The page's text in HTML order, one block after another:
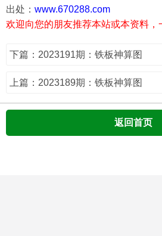
出处： www.670288.com
欢迎向您的朋友推荐本站或本资料，
下篇：2023191期：铁板神算图
上篇：2023189期：铁板神算图
返回首页